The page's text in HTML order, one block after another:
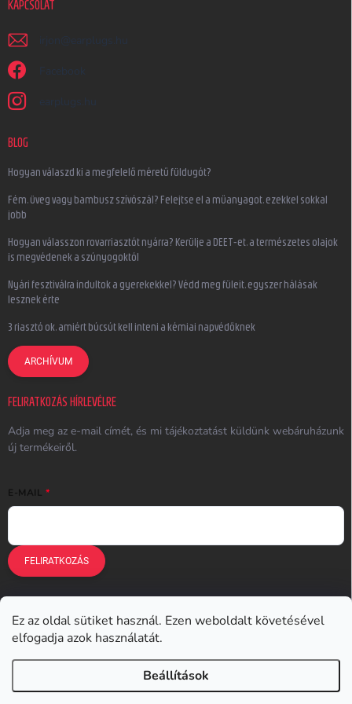
Ez az oldal sütiket használ. Ezen weboldalt követésével
elfogadja azok használatát.
Beállítások
KAPCSOLAT
irjon @ earplugs.hu
Facebook
earplugs.hu
BLOG
Hogyan válaszd ki a megfelelő méretű füldugót?
Fém, üveg vagy bambusz szívószál? Felejtse el a műanyagot, ezekkel sokkal
jobb
Hogyan válasszon rovarriasztót nyárra? Kerülje a DEET-et, a természetes olajok
is megvédenek a szúnyogoktól
Nyári fesztiválra indultok a gyerekekkel? Védd meg füleit, egyszer hálásak
lesznek érte
3 riasztó ok, amiért búcsút kell inteni a kémiai napvédőknek
ARCHÍVUM
FELIRATKOZÁS HÍRLEVÉLRE
Adja meg az e-mail címét, és mi tájékoztatást küldünk webáruházunk
új termékeiről.
E-MAIL
FELIRATKOZÁS
Earplugs.cz Earplugs.sk
Earplugs.at Earplugs.ro Lunesto.cz